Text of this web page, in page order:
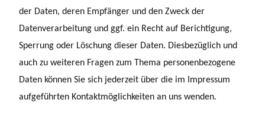
der Daten, deren Empfänger und den Zweck der
Datenverarbeitung und ggf. ein Recht auf Berichtigung,
Sperrung oder Löschung dieser Daten. Diesbezüglich und
auch zu weiteren Fragen zum Thema personenbezogene
Daten können Sie sich jederzeit über die im Impressum
aufgeführten Kontaktmöglichkeiten an uns wenden.